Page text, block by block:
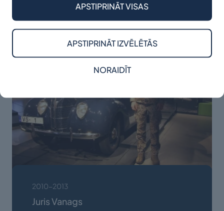
2010-2013
Juris Vanags
NORAIDĪT
APSTIPRINĀT IZVĒLĒTĀS
APSTIPRINĀT VISAS